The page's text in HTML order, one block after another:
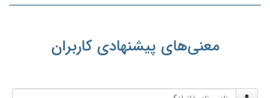
معنی‌های پیشنهادی کاربران